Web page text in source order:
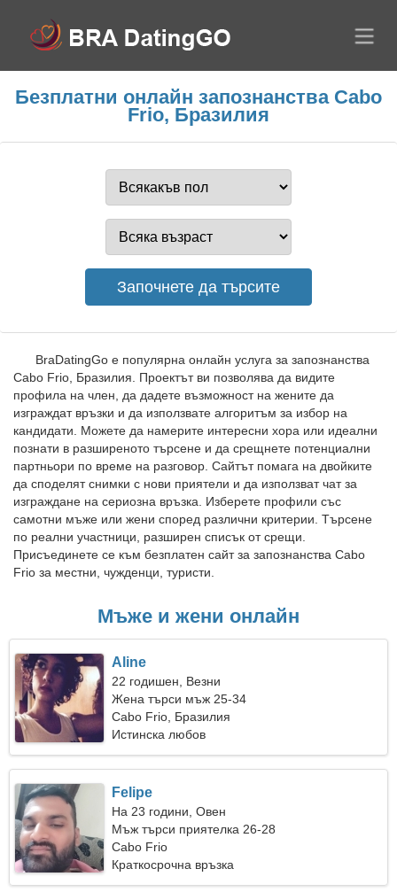
Безплатни онлайн запознанства Cabo
Frio, Бразилия
BraDatingGo е популярна онлайн услуга за запознанства
Cabo Frio, Бразилия. Проектът ви позволява да видите
профила на член, да дадете възможност на жените да
изграждат връзки и да използвате алгоритъм за избор на
кандидати. Можете да намерите интересни хора или идеални
познати в разширеното търсене и да срещнете потенциални
партньори по време на разговор. Сайтът помага на двойките
да споделят снимки с нови приятели и да използват чат за
изграждане на сериозна връзка. Изберете профили със
самотни мъже или жени според различни критерии. Търсене
по реални участници, разширен списък от срещи.
Присъединете се към безплатен сайт за запознанства Cabo
Frio за местни, чужденци, туристи.
Мъже и жени онлайн
Aline
22 годишен, Везни
Жена търси мъж 25-34
Cabo Frio, Бразилия
Истинска любов
Felipe
На 23 години, Овен
Мъж търси приятелка 26-28
Cabo Frio
Краткосрочна връзка